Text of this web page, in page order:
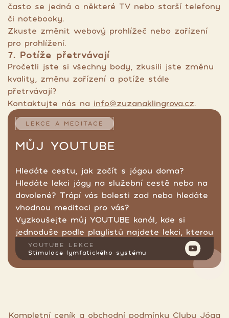
často se jedná o některé TV nebo starší telefony
či notebooky.
Zkuste změnit webový prohlížeč nebo zařízení
pro prohlížení.
7. Potíže přetrvávají
Pročetli jste si všechny body, zkusili jste změnu
kvality, změnu zařízení a potíže stále
přetrvávají?
Kontaktujte nás na info@zuzanaklingrova.cz.
LEKCE A MEDITACE
MŮJ YOUTUBE
Hledáte cestu, jak začít s jógou doma?
Hledáte lekci jógy na služební cestě nebo na
dovolené? Trápí vás bolesti zad nebo hledáte
vhodnou meditaci pro vás?
Vyzkoušejte můj YOUTUBE kanál, kde si
jednoduše podle playlistů najdete lekci, kterou
hledáte.
YOUTUBE LEKCE
Stimulace lymfatického systému
Kompletní ceník a obchodní podmínky Clubu Jóga